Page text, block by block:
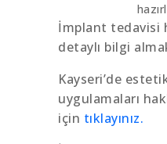
İmplant tedavisi
detaylı bilgi
Kayseri’de
uygulamaları
için tıklayınız.